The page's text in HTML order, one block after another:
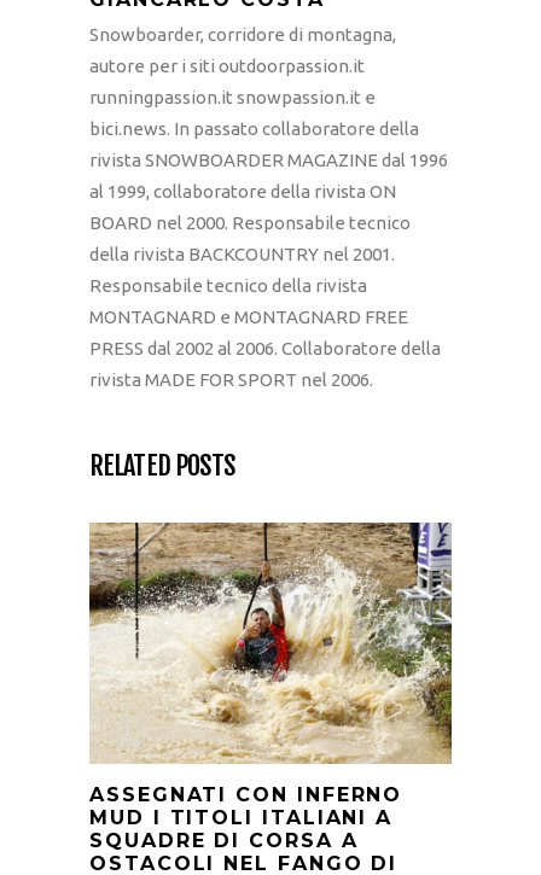
Snowboarder, corridore di montagna,
autore per i siti outdoorpassion.it
runningpassion.it snowpassion.it e
bici.news. In passato collaboratore della
rivista SNOWBOARDER MAGAZINE dal 1996
al 1999, collaboratore della rivista ON
BOARD nel 2000. Responsabile tecnico
della rivista BACKCOUNTRY nel 2001.
Responsabile tecnico della rivista
MONTAGNARD e MONTAGNARD FREE
PRESS dal 2002 al 2006. Collaboratore della
rivista MADE FOR SPORT nel 2006.
RELATED POSTS
ASSEGNATI CON INFERNO
MUD I TITOLI ITALIANI A
SQUADRE DI CORSA A
OSTACOLI NEL FANGO DI